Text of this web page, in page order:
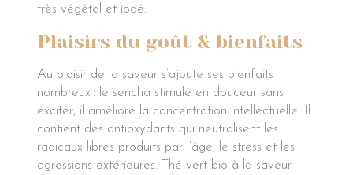
très végétal et iodé.
Plaisirs du goût & bienfaits
Au plaisir de la saveur s’ajoute ses bienfaits
nombreux : le sencha stimule en douceur sans
exciter, il améliore la concentration intellectuelle. Il
contient des antioxydants qui neutralisent les
radicaux libres produits par l’âge, le stress et les
agressions extérieures. Thé vert bio à la saveur